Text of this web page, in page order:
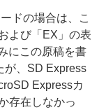
ドの場合は、こ
よび「EX」の表
にこの原稿を書
が、SD Express
Expressカ
存在しなかっ